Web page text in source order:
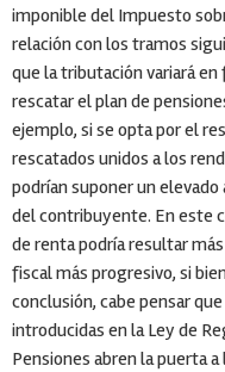
imponible del Impuesto
relación con los tramos
que la tributación variará en
rescatar el plan de
ejemplo, si se opta por el
rescatados unidos a los
podrían suponer un
del contribuyente. En este
de renta podría resultar
fiscal más progresivo, si
conclusión, cabe pensar
introducidas en la Ley de
Pensiones abren la puerta